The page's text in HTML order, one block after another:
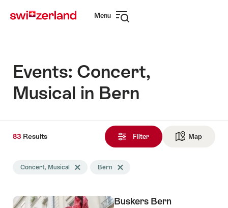
navigation
Menu
Events: Concert,
Musical in Bern
Results
Filter Map
83 Results
filtered
following
Concert, Musical Delete Concert, Musical tag
Bern Delete Bern tag
Buskers Bern